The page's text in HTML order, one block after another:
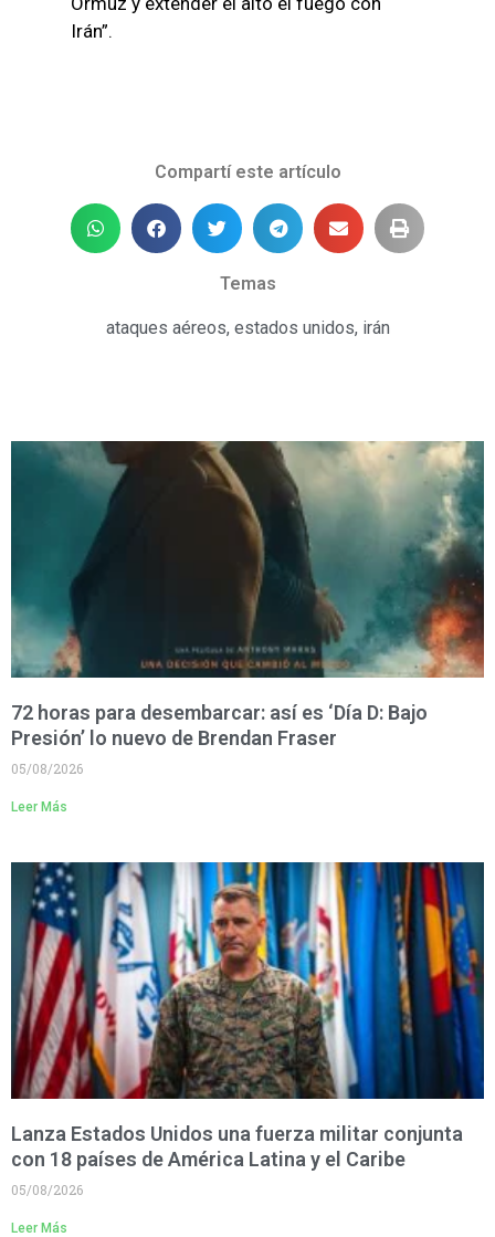
Irán”.
Compartí este artículo
Temas
ataques aéreos, estados unidos, irán
72 horas para desembarcar: así es ‘Día D: Bajo
Presión’ lo nuevo de Brendan Fraser
05/08/2026
Leer Más
Lanza Estados Unidos una fuerza militar conjunta
con 18 países de América Latina y el Caribe
05/08/2026
Leer Más